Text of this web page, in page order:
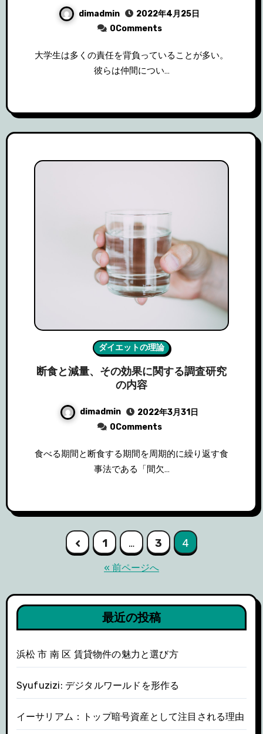
dimadmin
2022年4月25日
0Comments
大学生は多くの責任を背負っていることが多い。
彼らは仲間につい…
ダイエットの理論
断食と減量、その効果に関する調査研究
の内容
dimadmin
2022年3月31日
0Comments
食べる期間と断食する期間を周期的に繰り返す食
事法である「間欠…
の
ペ
ジ
送
り
1 … 3 4
« 前ページへ
最近の投稿
浜松 市 南 区 賃貸物件の魅力と選び方
Syufuzizi: デジタルワールドを形作る
イーサリアム：トップ暗号資産として注目される理由